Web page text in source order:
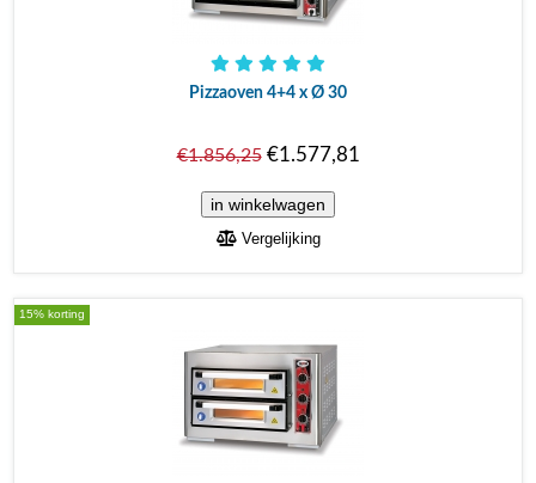
Pizzaoven 4+4 x Ø 30
€1.856,25€1.577,81
Vergelijking
15% korting